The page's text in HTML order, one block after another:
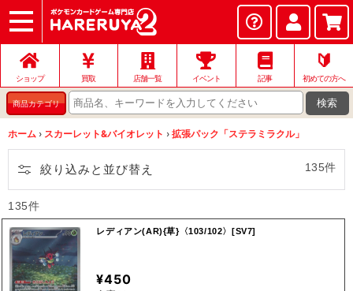
ショップ
店頭買取
ネット買取
店舗一覧
イベント
お問い合わせ
ショップ 買取 店舗一覧 イベント 記事
🔰
初めての方へ
商品カテゴリ 検索
ホーム › スカーレット&バイオレット › 拡張パック「ステラミラクル」
絞り込みと並び替え 135件
135件
レディアン(AR){草}〈103/102〉[SV7]
¥450